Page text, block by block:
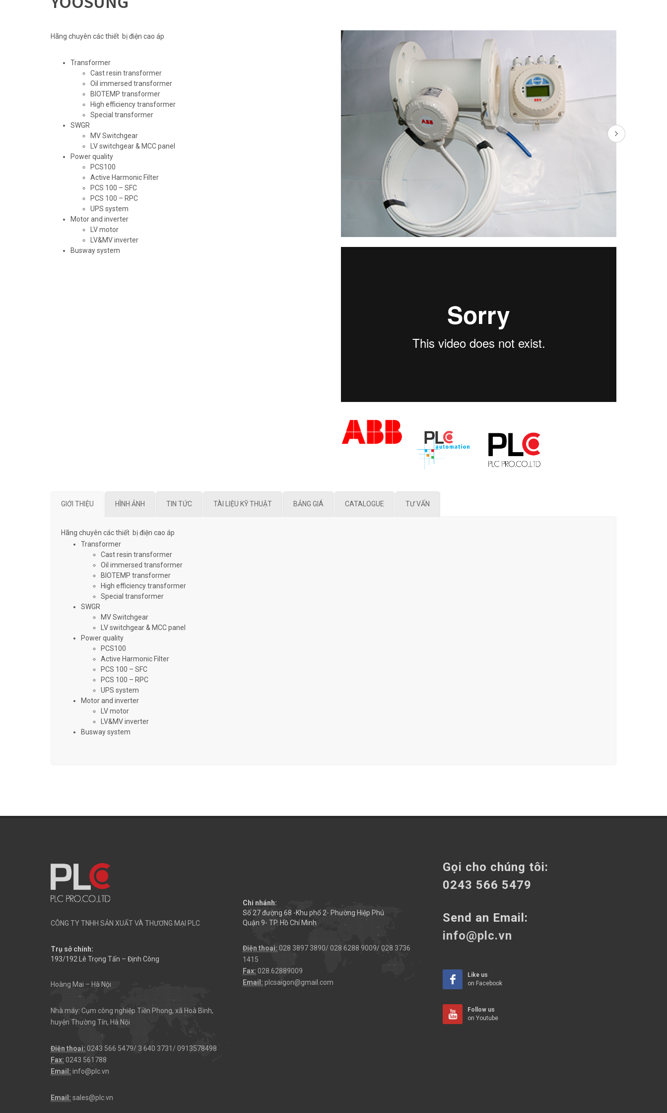
Hãng chuyên các thiết bị điện cao áp
Transformer
Cast resin transformer
Oil immersed transformer
BIOTEMP transformer
High efficiency transformer
Special transformer
SWGR
MV Switchgear
LV switchgear & MCC panel
Power quality
PCS100
Active Harmonic Filter
PCS 100 – SFC
PCS 100 – RPC
UPS system
Motor and inverter
LV motor
LV&MV inverter
Busway system
GIỚI THIỆU HÌNH ẢNH TIN TỨC TÀI LIỆU KỸ THUẬT BẢNG GIÁ CATALOGUE TƯ VẤN
Hãng chuyên các thiết bị điện cao áp
Transformer
Cast resin transformer
Oil immersed transformer
BIOTEMP transformer
High efficiency transformer
Special transformer
SWGR
MV Switchgear
LV switchgear & MCC panel
Power quality
PCS100
Active Harmonic Filter
PCS 100 – SFC
PCS 100 – RPC
UPS system
Motor and inverter
LV motor
LV&MV inverter
Busway system
CÔNG TY TNHH SẢN XUẤT VÀ THƯƠNG MẠI PLC
Trụ sở chính:
193/192 Lê Trọng Tấn – Định Công
Hoàng Mai – Hà Nội
Nhà máy: Cụm công nghiệp Tiền Phong, xã Hoà Bình,
huyện Thường Tín, Hà Nội
Điện thoại: 0243 566 5479/ 3 640 3731/ 0913578498
Fax: 0243 561788
Email: info@plc.vn
Email: sales@plc.vn
Chi nhánh:
Số 27 đường 68 -Khu phố 2- Phường Hiệp Phú
Quận 9- TP. Hồ Chí Minh
Điện thoại: 028 3897 3890/ 028 6288 9009/ 028 3736
1415
Fax: 028.62889009
Email: plcsaigon@gmail.com
Gọi cho chúng tôi:
0243 566 5479
Send an Email:
info@plc.vn
Like us
on Facebook
Follow us
on Youtube